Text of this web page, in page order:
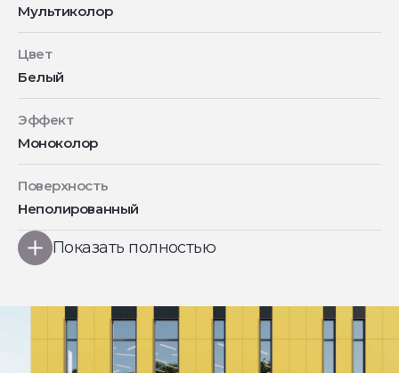
Мультиколор
Цвет
Белый
Эффект
Моноколор
Поверхность
Неполированный
Показать полностью